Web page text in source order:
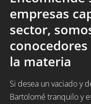
empresas
sector,
la materia
Si desea un vaciado y
Bartolomé tranquilo y